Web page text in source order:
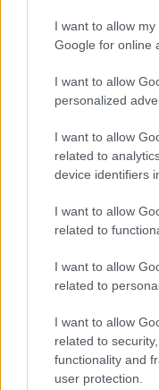
I want to allow
Google for online
I want to allow
personalized
I want to allow
related to
device identifiers
I want to allow
related to
I want to allow
related to
I want to allow
related to
functionality and
user protection.
Klauzál téri
őrzik a felvételeket,
anélkül, hogy a
Vajnai szerint a
a második, fatális
hanem a saját
monitoron láttak.
Vajnai szerint két
egyiket meg is
és az ügyészség
anyagokban
sem világos, miért.
A politikus a mai
éhségsztrájkba
adatokat és amíg
kamerázták le a